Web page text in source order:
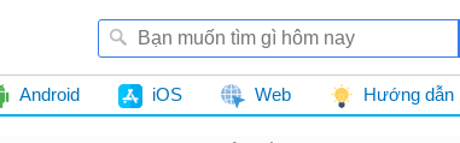
Android iOS Web Hướng dẫn